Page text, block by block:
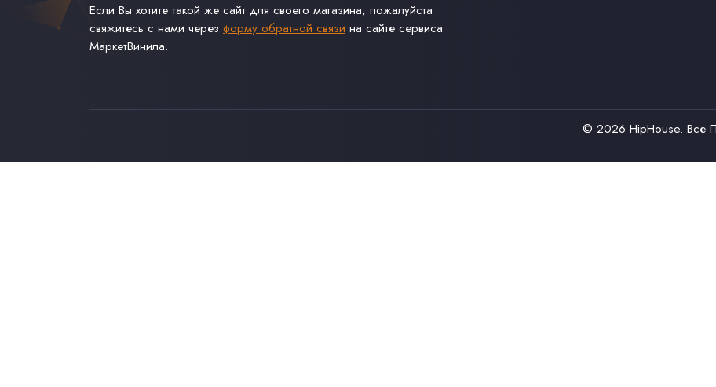
Если Вы хотите такой же сайт для своего магазина, пожалуйста
свяжитесь с нами через форму обратной связи на сайте сервиса
МаркетВинила.
© 2026 HipHouse. Все